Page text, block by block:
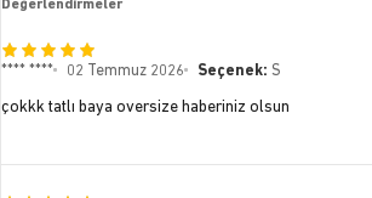
Değerlendirmeler
**** **** 02 Temmuz 2026 Seçenek: S
çokkk tatlı baya oversize haberiniz olsun